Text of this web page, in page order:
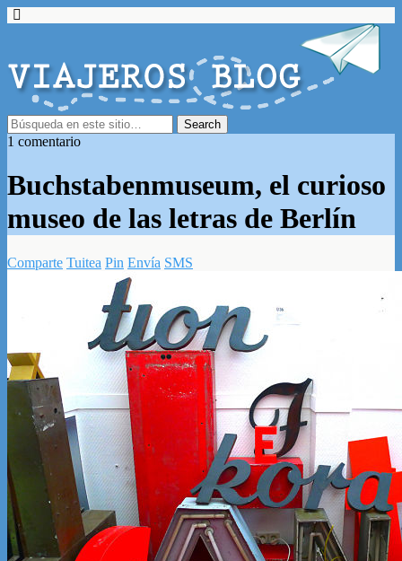
1 comentario
Buchstabenmuseum, el curioso
museo de las letras de Berlín
Comparte Tuitea Pin Envía SMS